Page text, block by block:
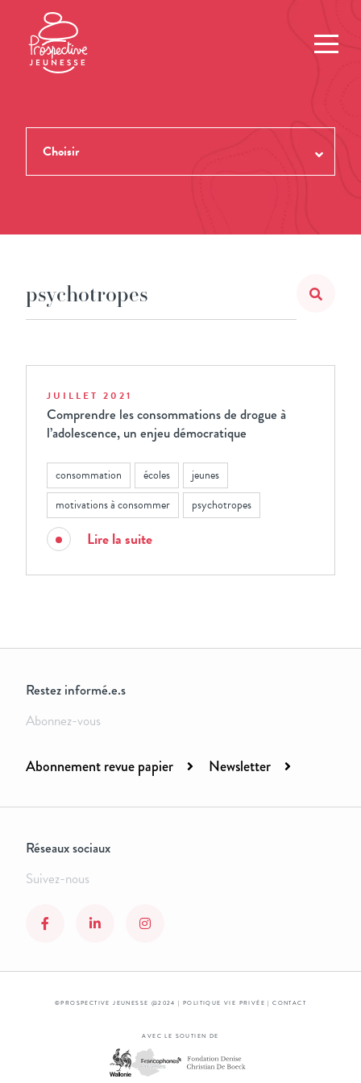
Choisir
THÈMES
AUTEUR.ES
JUILLET 2021
Comprendre les consommations de drogue à
l’adolescence, un enjeu démocratique
consommation écoles
jeunes
motivations à consommer
psychotropes
Lire la suite
Restez informé.e.s
Abonnez-vous
Abonnement revue papier Newsletter
Réseaux sociaux
Suivez-nous
©PROSPECTIVE JEUNESSE @2024 | POLITIQUE VIE PRIVÉE |CONTACT
AVEC LE SOUTIEN DE